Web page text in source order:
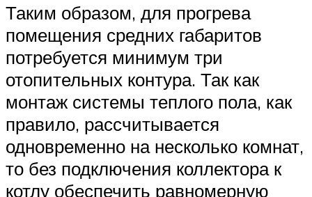
Таким образом, для прогрева
помещения средних габаритов
потребуется минимум три
отопительных контура. Так как
монтаж системы теплого пола, как
правило, рассчитывается
одновременно на несколько комнат,
то без подключения коллектора к
котлу обеспечить равномерную